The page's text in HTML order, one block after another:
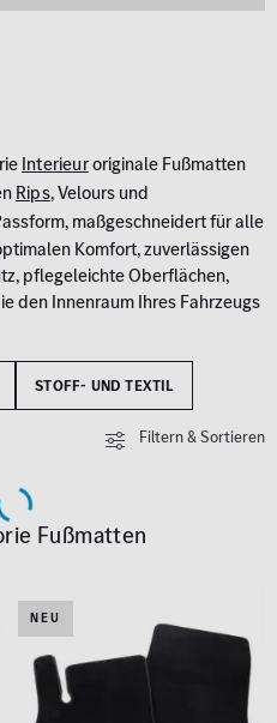
STOFF- UND TEXTIL
Filtern & Sortieren
Interieuroriginale Fußmatten
Rips, Velours und
maßgeschneidert für alle
Komfort, zuverlässigen
pflegeleichte Oberflächen,
den Innenraum Ihres Fahrzeugs
Fußmatten
NEU